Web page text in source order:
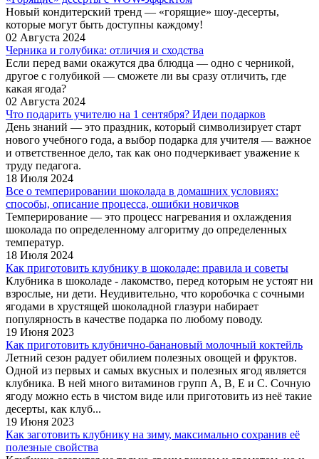
Новый кондитерский тренд — «горящие» шоу-десерты,
которые могут быть доступны каждому!
02 Августа 2024
Черника и голубика: отличия и сходства
Если перед вами окажутся два блюдца — одно с черникой,
другое с голубикой — сможете ли вы сразу отличить, где
какая ягода?
02 Августа 2024
Что подарить учителю на 1 сентября? Идеи подарков
День знаний — это праздник, который символизирует старт
нового учебного года, а выбор подарка для учителя — важное
и ответственное дело, так как оно подчеркивает уважение к
труду педагога.
18 Июля 2024
Все о темперировании шоколада в домашних условиях:
способы, описание процесса, ошибки новичков
Темперирование — это процесс нагревания и охлаждения
шоколада по определенному алгоритму до определенных
температур.
18 Июля 2024
Как приготовить клубнику в шоколаде: правила и советы
Клубника в шоколаде - лакомство, перед которым не устоят ни
взрослые, ни дети. Неудивительно, что коробочка с сочными
ягодами в хрустящей шоколадной глазури набирает
популярность в качестве подарка по любому поводу.
19 Июня 2023
Как приготовить клубнично-банановый молочный коктейль
Летний сезон радует обилием полезных овощей и фруктов.
Одной из первых и самых вкусных и полезных ягод является
клубника. В ней много витаминов групп А, В, Е и С. Сочную
ягоду можно есть в чистом виде или приготовить из неё такие
десерты, как клуб...
19 Июня 2023
Как заготовить клубнику на зиму, максимально сохранив её
полезные свойства